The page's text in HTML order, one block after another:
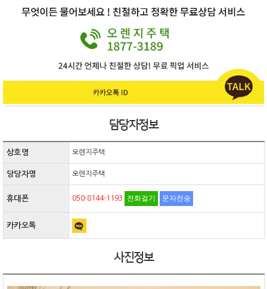
담당자정보
상호명 오렌지주택
당당자명 오렌지주택
휴대폰 050-8144-1193 전화걸기 문자전송
카카오톡
사진정보